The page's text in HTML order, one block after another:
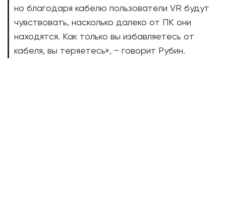
но благодаря кабелю пользователи VR будут
чувствовать, насколько далеко от ПК они
находятся. Как только вы избавляетесь от
кабеля, вы теряетесь», − говорит Рубин.